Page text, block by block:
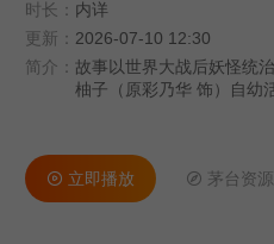
时长： 内详
更新： 2026-07-10 12:30
简介： 故事以世界大战后妖怪统
柚子（原彩乃华 饰）自幼
的'鬼'，鬼族的下任首领玲
在相处中逐渐产生感情，
得幸福。 [9]一段跨越绝望
立即播放 茅台资源